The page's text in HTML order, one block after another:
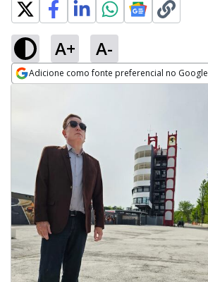
A+ A-
Adicione como fonte preferencial no Google